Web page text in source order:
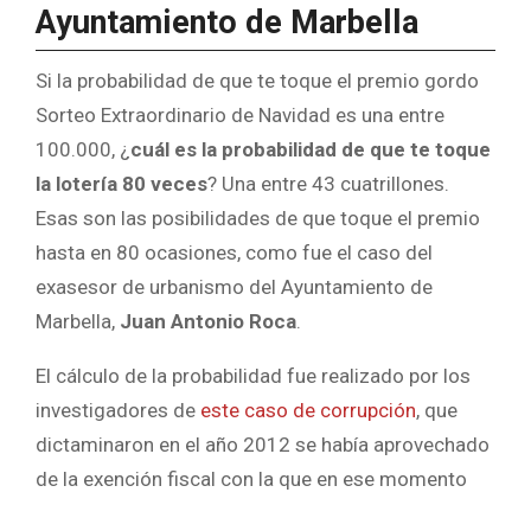
Ayuntamiento de Marbella
Si la probabilidad de que te toque el premio gordo
Sorteo Extraordinario de Navidad es una entre
100.000, ¿ cuál es la probabilidad de que te toque
la lotería 80 veces? Una entre 43 cuatrillones.
Esas son las posibilidades de que toque el premio
hasta en 80 ocasiones, como fue el caso del
exasesor de urbanismo del Ayuntamiento de
Marbella, Juan Antonio Roca
El cálculo de la probabilidad fue realizado por los
investigadores de este caso de corrupción, que
dictaminaron en el año 2012 se había aprovechado
de la exención fiscal con la que en ese momento